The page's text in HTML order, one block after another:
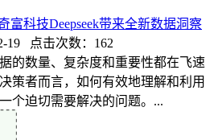
富科技Deepseek带来全新数据洞察
19 点击次数：162
的数量、复杂度和重要性都在飞速
策者而言，如何有效地理解和利用
个迫切需要解决的问题。...